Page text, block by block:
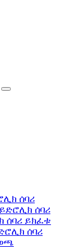
ሰባሪ
ሰባሪ
ሰባሪ ይክፈቱ
ሰባሪ